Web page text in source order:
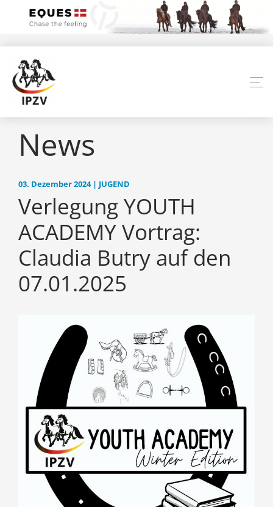
News
03. Dezember 2024 | JUGEND
Verlegung YOUTH
ACADEMY Vortrag:
Claudia Butry auf den
07.01.2025